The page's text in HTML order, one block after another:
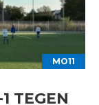
MO11
TEGEN